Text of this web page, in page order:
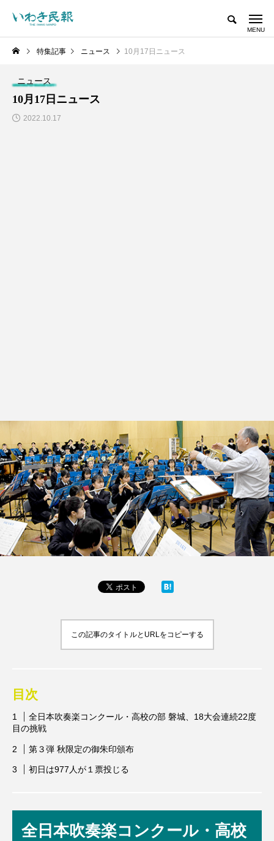
特集記事 ニュース 10月17日ニュース
ニュース
10月17日ニュース
2022.10.17
この記事のタイトルとURLをコピーする
目次
全日本吹奏楽コンクール・高校の部 磐城、18大会連続22度
目の挑戦
第３弾 秋限定の御朱印頒布
初日は977人が１票投じる
全日本吹奏楽コンクール・高校